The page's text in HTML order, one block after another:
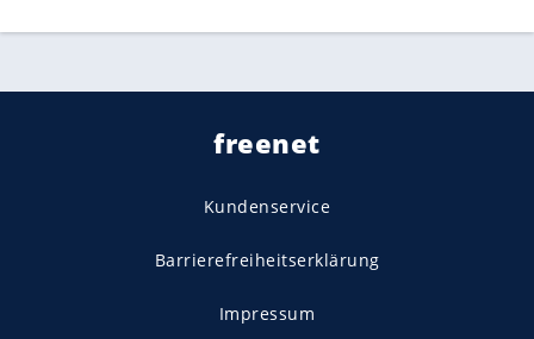
freenet
Kundenservice
Barrierefreiheitserklärung
Impressum